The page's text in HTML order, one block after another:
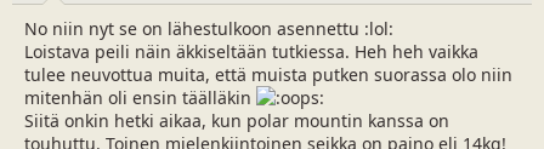
a
o
i
t
t
m
ä
ä
r
ä
No niin nyt se on lähestulkoon asennettu :lol:
Loistava peili näin äkkiseltään tutkiessa. Heh heh vaikka
tulee neuvottua muita, että muista putken suorassa olo niin
mitenhän oli ensin täälläkin
Siitä onkin hetki aikaa, kun polar mountin kanssa on
touhuttu. Toinen mielenkiintoinen seikka on paino eli 14kg!